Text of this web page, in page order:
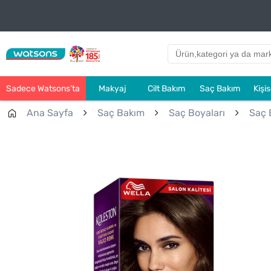
Sadece Watsons’ta Makyaj Cilt Bakım Saç Bakım
Ana Sayfa Saç Bakım Saç Boyaları Saç